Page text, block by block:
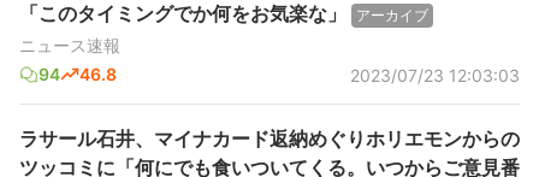
「このタイミングでか何をお気楽な」
アーカイブ
ニュース速報
94
46.8 2023/07/23 12:03:03
ラサール石井、マイナカード返納めぐりホリエモンからの
ツッコミに「何にでも食いついてくる。いつからご意見番